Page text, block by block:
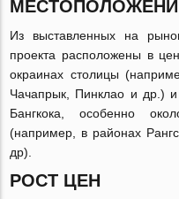
Из выставленных на
проекта расположены в
окраинах столицы
Чачапрык, Пинклао и др.)
Бангкока, особенно
(например, в районах
др).
РОСТ ЦЕН